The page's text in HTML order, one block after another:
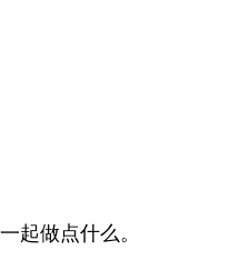
起做点什么。